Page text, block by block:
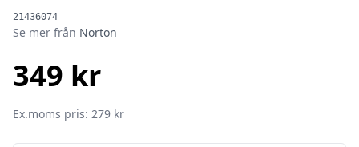
21436074
Produktinformation
Se mer från Norton
349 kr
Ex.moms pris: 279 kr